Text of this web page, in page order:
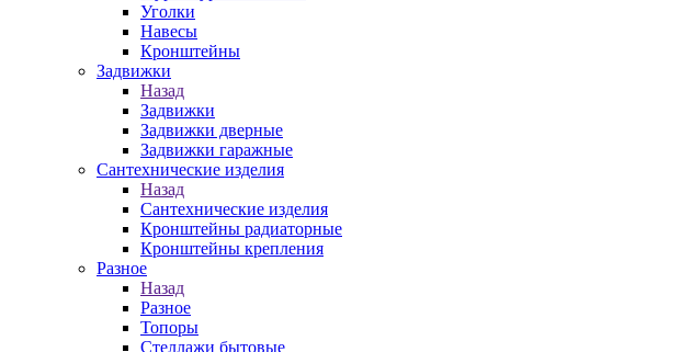
Уголки
Навесы
Кронштейны
Задвижки
Назад
Задвижки
Задвижки дверные
Задвижки гаражные
Сантехнические изделия
Назад
Сантехнические изделия
Кронштейны радиаторные
Кронштейны крепления
Разное
Назад
Разное
Топоры
Стеллажи бытовые